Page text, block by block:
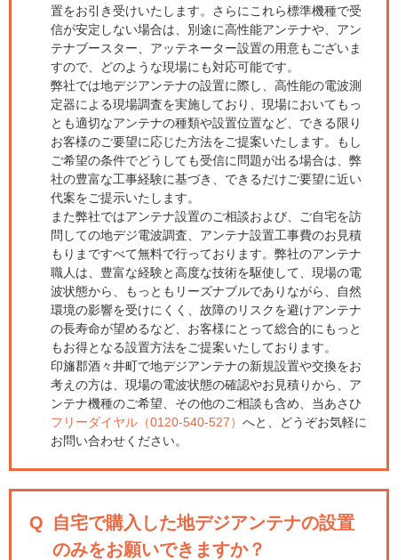
置をお引き受けいたします。さらにこれら標準機種で受
信が安定しない場合は、別途に高性能アンテナや、アン
テナブースター、アッテネーター設置の用意もございま
すので、どのような現場にも対応可能です。
弊社では地デジアンテナの設置に際し、高性能の電波測
定器による現場調査を実施しており、現場においてもっ
とも適切なアンテナの種類や設置位置など、できる限り
お客様のご要望に応じた方法をご提案いたします。もし
ご希望の条件でどうしても受信に問題が出る場合は、弊
社の豊富な工事経験に基づき、できるだけご要望に近い
代案をご提示いたします。
また弊社ではアンテナ設置のご相談および、ご自宅を訪
問しての地デジ電波調査、アンテナ設置工事費のお見積
もりまですべて無料で行っております。弊社のアンテナ
職人は、豊富な経験と高度な技術を駆使して、現場の電
波状態から、もっともリーズナブルでありながら、自然
環境の影響を受けにくく、故障のリスクを避けアンテナ
の長寿命が望めるなど、お客様にとって総合的にもっと
もお得となる設置方法をご提案いたしております。
印旛郡酒々井町で地デジアンテナの新規設置や交換をお
考えの方は、現場の電波状態の確認やお見積りから、ア
ンテナ機種のご希望、その他のご相談も含め、当あさひ
フリーダイヤル（0120-540-527） へと、どうぞお気軽に
お問い合わせください。
Q 自宅で購入した地デジアンテナの設置
のみをお願いできますか？